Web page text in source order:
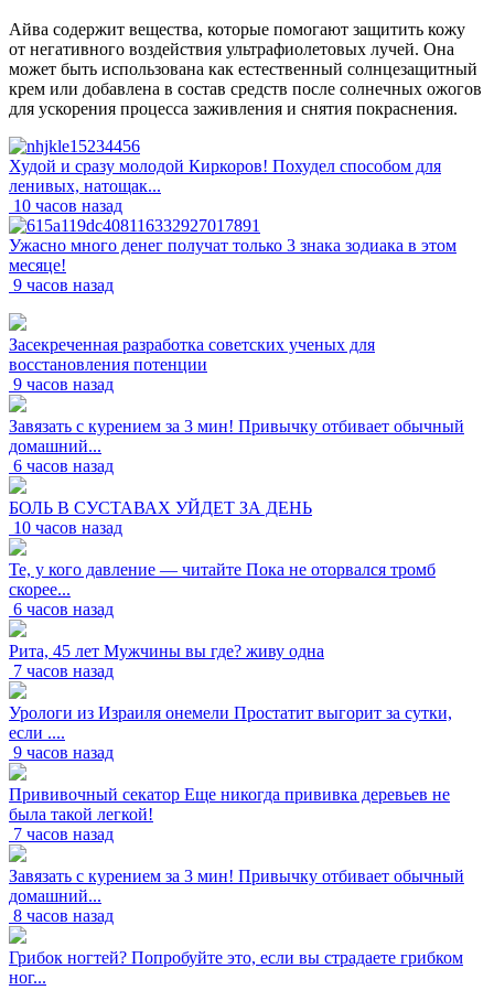
Айва содержит вещества, которые помогают защитить кожу
от негативного воздействия ультрафиолетовых лучей. Она
может быть использована как естественный солнцезащитный
крем или добавлена в состав средств после солнечных ожогов
для ускорения процесса заживления и снятия покраснения.
Худой и сразу молодой Киркоров! Похудел способом для
ленивых, натощак...
10 часов назад
Ужасно много денег получат только 3 знака зодиака в этом
месяце!
9 часов назад
Засекреченная разработка советских ученых для
восстановления потенции
9 часов назад
Завязать с курением за 3 мин! Привычку отбивает обычный
домашний...
6 часов назад
БОЛЬ В СУСТАВАХ УЙДЕТ ЗА ДЕНЬ
10 часов назад
Те, у кого давление — читайте Пока не оторвался тромб
скорее...
6 часов назад
Рита, 45 лет Мужчины вы где? живу одна
7 часов назад
Урологи из Израиля онемели Простатит выгорит за сутки,
если ....
9 часов назад
Прививочный секатор Еще никогда прививка деревьев не
была такой легкой!
7 часов назад
Завязать с курением за 3 мин! Привычку отбивает обычный
домашний...
8 часов назад
Грибок ногтей? Попробуйте это, если вы страдаете грибком
ног...